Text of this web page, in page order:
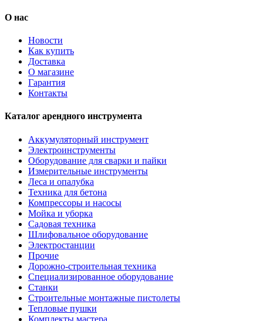
О нас
Новости
Как купить
Доставка
О магазине
Гарантия
Контакты
Каталог арендного инструмента
Аккумуляторный инструмент
Электроинструменты
Оборудование для сварки и пайки
Измерительные инструменты
Леса и опалубка
Техника для бетона
Компрессоры и насосы
Мойка и уборка
Садовая техника
Шлифовальное оборудование
Электростанции
Прочие
Дорожно-строительная техника
Специализированное оборудование
Станки
Строительные монтажные пистолеты
Тепловые пушки
Комплекты мастера